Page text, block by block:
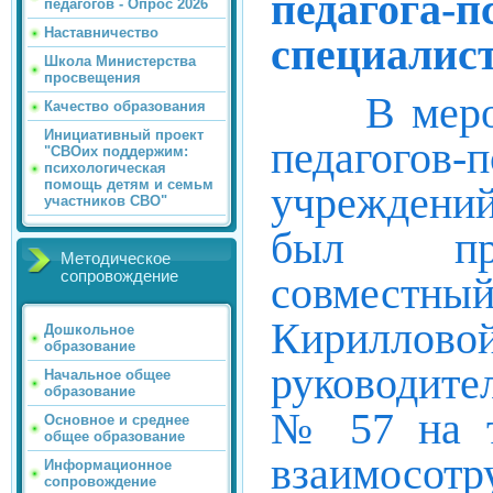
педагогов - Опрос 2026
Наставничество
Школа Министерства
просвещения
Качество образования
Инициативный проект
"СВОих поддержим:
психологическая
помощь детям и семьм
участников СВО"
Методическое
сопровождение
Дошкольное
образование
Начальное общее
образование
Основное и среднее
общее образование
Информационное
сопровождение
В
был
№ 57 на